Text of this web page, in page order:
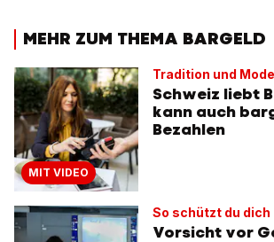
MEHR ZUM THEMA BARGELD
MIT VIDEO
Tradition und
Schweiz liebt
kann auch
Bezahlen
So schützt du dich
Vorsicht vor